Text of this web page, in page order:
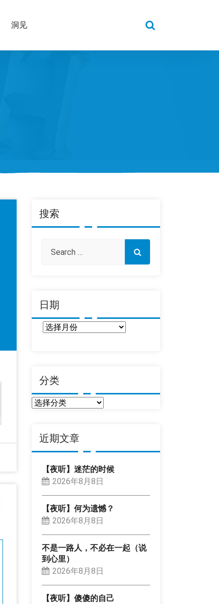
洞见
搜索
日期
分类
分
近期文章
【夜听】迷茫的时候
2026年8月8日
【夜听】何为遗憾？
2026年8月8日
不是一路人，不必在一起（说
到心里）
2026年8月8日
【夜听】傻傻的自己